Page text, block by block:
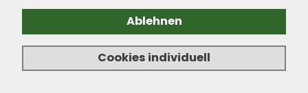
Ablehnen
Cookies individuell